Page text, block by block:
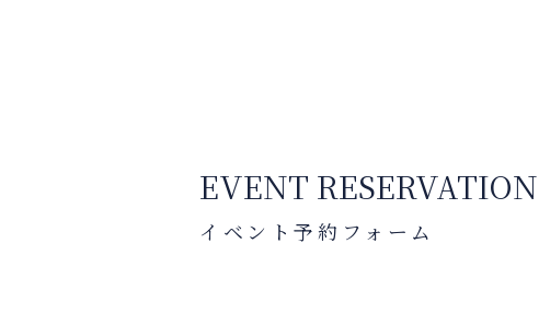
EVENT RESERVATION
イベント予約フォーム